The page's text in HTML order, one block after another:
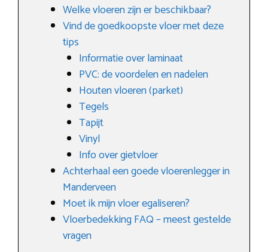
Welke vloeren zijn er beschikbaar?
Vind de goedkoopste vloer met deze
tips
Informatie over laminaat
PVC: de voordelen en nadelen
Houten vloeren (parket)
Tegels
Tapijt
Vinyl
Info over gietvloer
Achterhaal een goede vloerenlegger in
Manderveen
Moet ik mijn vloer egaliseren?
Vloerbedekking FAQ – meest gestelde
vragen